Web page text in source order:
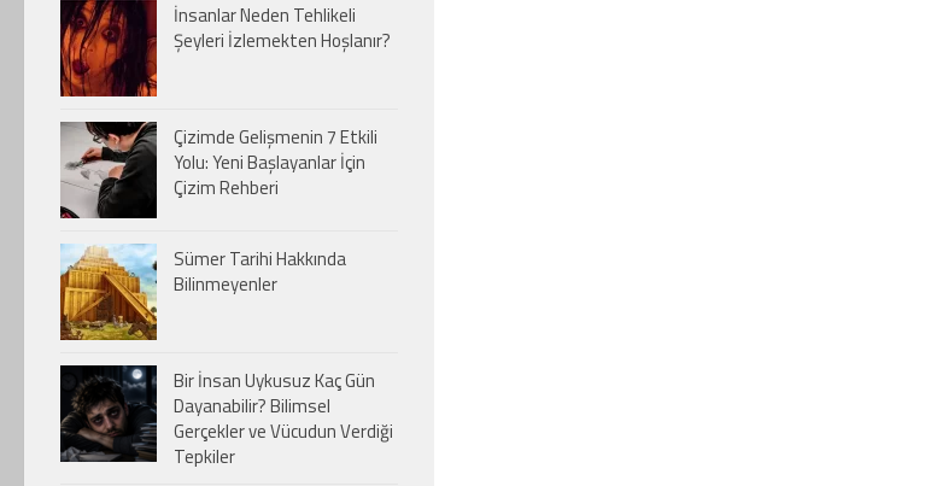
İnsanlar Neden Tehlikeli
Şeyleri İzlemekten Hoşlanır?
Çizimde Gelişmenin 7 Etkili
Yolu: Yeni Başlayanlar İçin
Çizim Rehberi
Sümer Tarihi Hakkında
Bilinmeyenler
Bir İnsan Uykusuz Kaç Gün
Dayanabilir? Bilimsel
Gerçekler ve Vücudun Verdiği
Tepkiler